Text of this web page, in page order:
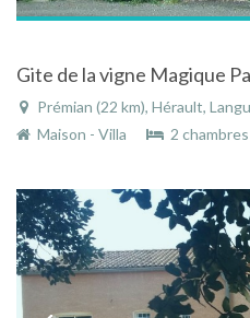
Prémian (22 km), Hérault,
Maison - Villa
2 chambres